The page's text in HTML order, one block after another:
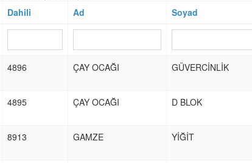
Dahili Ad Soyad
4896 ÇAY OCAĞI GÜVERCİNLİK
4895 ÇAY OCAĞI D BLOK
8913 GAMZE YİĞİT